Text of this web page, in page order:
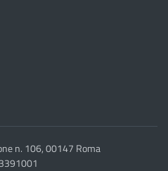
n. 106, 00147 Roma